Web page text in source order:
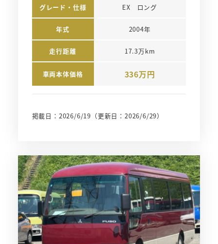
グレード・仕様 EX　ロング
年式 2004年
走行距離 17.3万km
車両本体価格 336万円
掲載日：2026/6/19 （更新日：2026/6/29）